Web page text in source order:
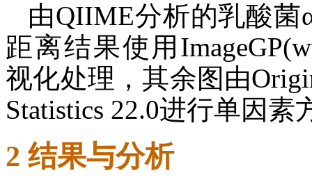
由QIIME分析的乳酸
距离结果使用
视化处理，其余图由
Statistics 22.0进行单因素
2 结果与分析